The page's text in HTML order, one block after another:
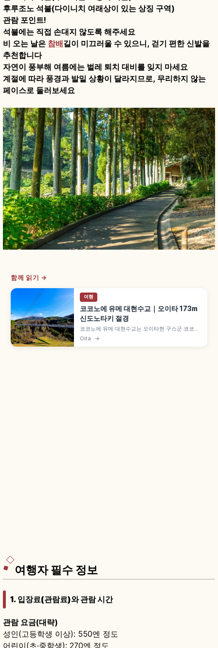
후루조노 석불(다이니치 여래상이 있는 상징 구역)
관람 포인트!
석불에는 직접 손대지 않도록 해주세요
비 오는 날은 참배길이 미끄러울 수 있으니, 걷기 편한 신발을
추천합니다
자연이 풍부해 여름에는 벌레 퇴치 대비를 잊지 마세요
계절에 따라 풍경과 발밑 상황이 달라지므로, 무리하지 않는
페이스로 둘러보세요
함께 읽기 →
여행
코코노에 유메 대현수교｜오이타 173m
신도노타키 절경
코코노에 유메 대현수교는 오이타현 구스군 코코노
에마치의 보행자 전용 현수교로, 협곡에 걸린 다리
Oita →
여행자 필수 정보
1. 입장료(관람료)와 관람 시간
관람 요금(대략)
성인(고등학생 이상): 550엔 정도
어린이(초·중학생): 270엔 정도